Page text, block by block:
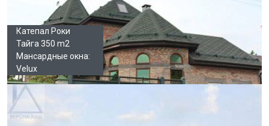
Катепал Роки
Тайга 350 m2
Мансардные окна:
Velux